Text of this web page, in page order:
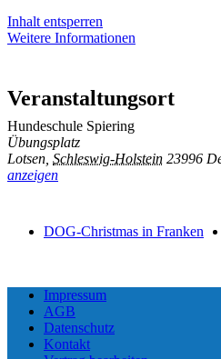
Veranstaltungsort
Hundeschule Spiering
Übungsplatz
Lotsen Schleswig-Holstein 23996
anzeigen
Inhalt entsperren
Weitere Informationen
DOG-Christmas in Franken
Impressum
AGB
Datenschutz
Kontakt